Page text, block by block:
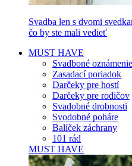
Svadba len s dvomi
čo by ste mali vedieť
MUST HAVE
Svadboné oznámenie
Zasadací poriadok
Darčeky pre hostí
Darčeky pre rodičov
Svadobné drobnosti
Svodobné poháre
Balíček záchrany
101 rád
MUST HAVE